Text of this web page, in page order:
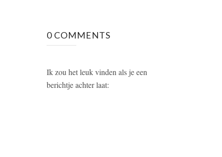
0 COMMENTS
Ik zou het leuk vinden als je een
berichtje achter laat: